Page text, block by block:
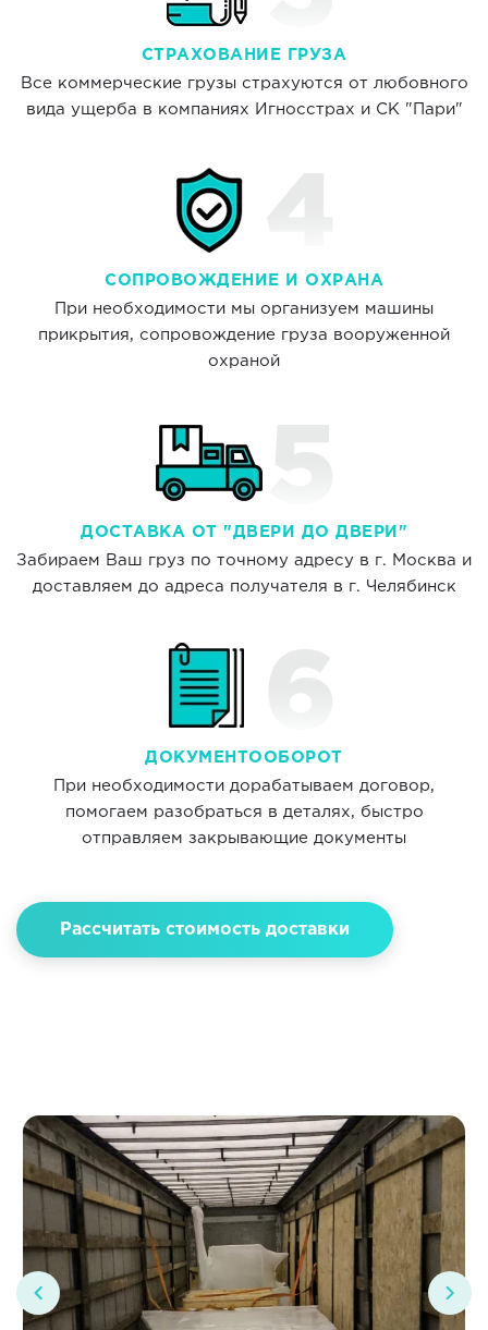
СТРАХОВАНИЕ ГРУЗА
Все коммерческие грузы страхуются от любовного
вида ущерба в компаниях Игносстрах и СК "Пари"
СОПРОВОЖДЕНИЕ И ОХРАНА
При необходимости мы организуем машины
прикрытия, сопровождение груза вооруженной
охраной
ДОСТАВКА ОТ "ДВЕРИ ДО ДВЕРИ"
Забираем Ваш груз по точному адресу в г. Москва и
доставляем до адреса получателя в г. Челябинск
ДОКУМЕНТООБОРОТ
При необходимости дорабатываем договор,
помогаем разобраться в деталях, быстро
отправляем закрывающие документы
Рассчитать стоимость доставки